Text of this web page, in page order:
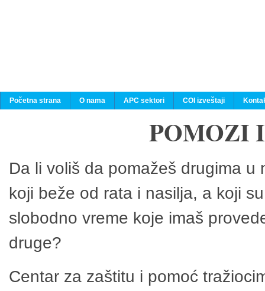
Početna strana O nama APC sektori COI izveštaji
POMOZI
Da li voliš da pomažeš drugima
koji beže od rata i nasilja, a koji
slobodno vreme koje imaš
druge?
Centar za zaštitu i pomoć